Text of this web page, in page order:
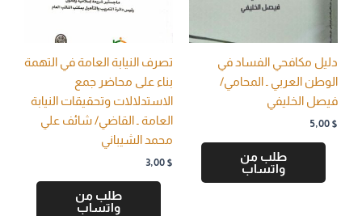
دليل مكافحي الفساد في
الوطن العربي ـ المحامي/
فيصل الخليفي
5,00 $
طلب من
واتساب
تصرف النيابة العامة في التهمة
بناء على محاضر جمع
الاستدلالات وتحقيقات النيابة
العامة ـ القاضي/ شائف علي
محمد الشيباني
3,00 $
طلب من
واتساب